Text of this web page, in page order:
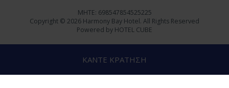
ΚΆΝΤΕ ΚΡΆΤΗΣΗ
Copyright © 2026 Harmony Bay Hotel. All Rights Reserved
MHTE: 698547854525225
Powered by HOTEL CUBE